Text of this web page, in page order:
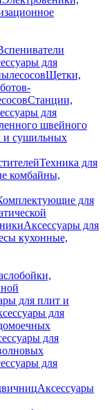
для
Щетки,
Станции,
для
швейного
и сушильных
Техника для
комбайны,
для
Аксессуары для
кухонные,
для плит и
для
для
для
Аксессуары